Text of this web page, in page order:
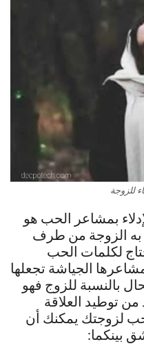
للزوجة
بمشاعر الحب هو
الزوجة من طرف
لكلمات الحب
الجياشة تجعلها
بالنسبة للزوج فهو
من توطيد العلاقة
حب لزوجتك يمكنك أن
بينكما: